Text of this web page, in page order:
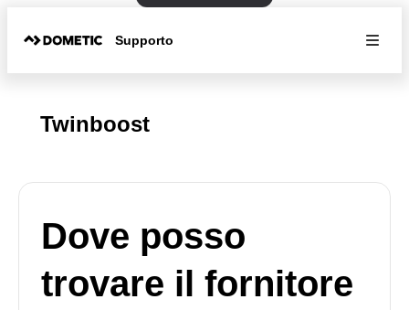
Supporto
Twinboost
Dove posso
trovare il fornitore